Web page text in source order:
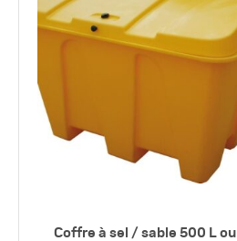
Coffre à sel / sable 500 L ou